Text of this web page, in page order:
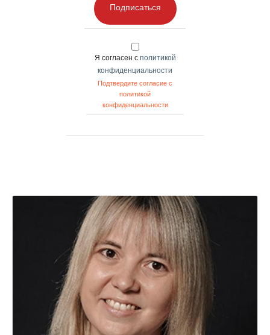
Подписаться
Я согласен с политикой
конфиденциальности
Подтвердите согласие с
политикой
конфиденциальности